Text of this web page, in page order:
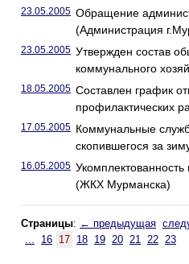
23.05.2005 Обращение
(Администрация
23.05.2005 Утвержден состав
коммунального
18.05.2005 Составлен график
профилактических
17.05.2005 Коммунальные
скопившегося за
16.05.2005
(ЖКХ Мурманска)
Страницы: ← предыдущая
...
16 17 18 19 20 21 22 23